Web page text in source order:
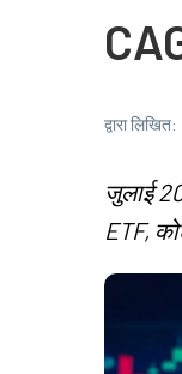
द्वारा लिखित:
जुलाई
ETF,